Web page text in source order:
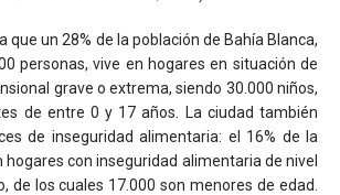
que un 28% de la población de Bahía Blanca,
personas, vive en hogares en situación de
grave o extrema, siendo 30.000 niños,
de entre 0 y 17 años. La ciudad también
de inseguridad alimentaria: el 16% de la
hogares con inseguridad alimentaria de nivel
de los cuales 17.000 son menores de edad.